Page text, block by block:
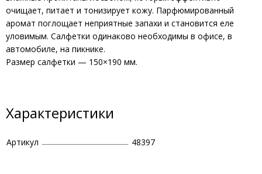
очищает, питает и тонизирует кожу. Парфюмированный
аромат поглощает неприятные запахи и становится еле
уловимым. Салфетки одинаково необходимы в офисе, в
автомобиле, на пикнике.
Размер салфетки — 150×190 мм.
Характеристики
Артикул 48397